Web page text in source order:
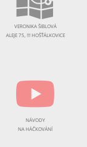
VERONIKA ŠIBLOVÁ
ALEJE 75, !!! HOŠŤÁLKOVICE
NÁVODY
NA HÁČKOVÁNÍ